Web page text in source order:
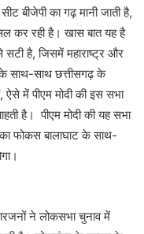
बीजेपी का गढ़ मानी जाती है,
कर रही है। खास बात यह है
सटी है, जिसमें महाराष्ट्र और
के साथ-साथ छत्तीसगढ़ के
ऐसे में पीएम मोदी की इस सभा
है। पीएम मोदी की यह सभा
का फोकस बालाघाट के साथ-
ने लोकसभा चुनाव में